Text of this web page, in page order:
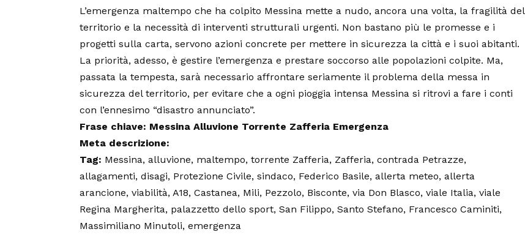
L’emergenza maltempo che ha colpito Messina mette a nudo, ancora una volta, la fragilità del
territorio e la necessità di interventi strutturali urgenti. Non bastano più le promesse e i
progetti sulla carta, servono azioni concrete per mettere in sicurezza la città e i suoi abitanti.
La priorità, adesso, è gestire l’emergenza e prestare soccorso alle popolazioni colpite. Ma,
passata la tempesta, sarà necessario affrontare seriamente il problema della messa in
sicurezza del territorio, per evitare che a ogni pioggia intensa Messina si ritrovi a fare i conti
con l’ennesimo “disastro annunciato”.
Frase chiave: Messina Alluvione Torrente Zafferia Emergenza
Meta descrizione:
Tag: Messina, alluvione, maltempo, torrente Zafferia, Zafferia, contrada Petrazze,
allagamenti, disagi, Protezione Civile, sindaco, Federico Basile, allerta meteo, allerta
arancione, viabilità, A18, Castanea, Mili, Pezzolo, Bisconte, via Don Blasco, viale Italia, viale
Regina Margherita, palazzetto dello sport, San Filippo, Santo Stefano, Francesco Caminiti,
Massimiliano Minutoli, emergenza